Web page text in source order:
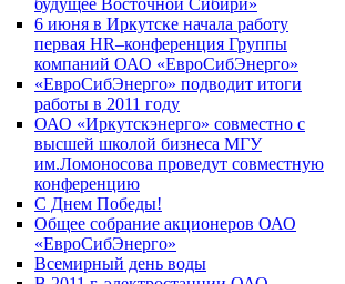
будущее Восточной Сибири»
6 июня в Иркутске начала работу
первая HR–конференция Группы
компаний ОАО «ЕвроСибЭнерго»
«ЕвроСибЭнерго» подводит итоги
работы в 2011 году
ОАО «Иркутскэнерго» совместно с
высшей школой бизнеса МГУ
им.Ломоносова проведут совместную
конференцию
С Днем Победы!
Общее собрание акционеров ОАО
«ЕвроСибЭнерго»
Всемирный день воды